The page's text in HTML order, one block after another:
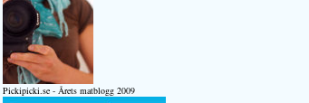
Pickipicki.se - Årets matblogg 2009